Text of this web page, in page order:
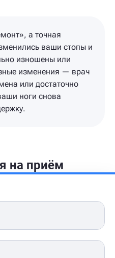
а точная
ваши стопы и
изношены или
изменения — врач
или достаточно
ноги снова
на приём